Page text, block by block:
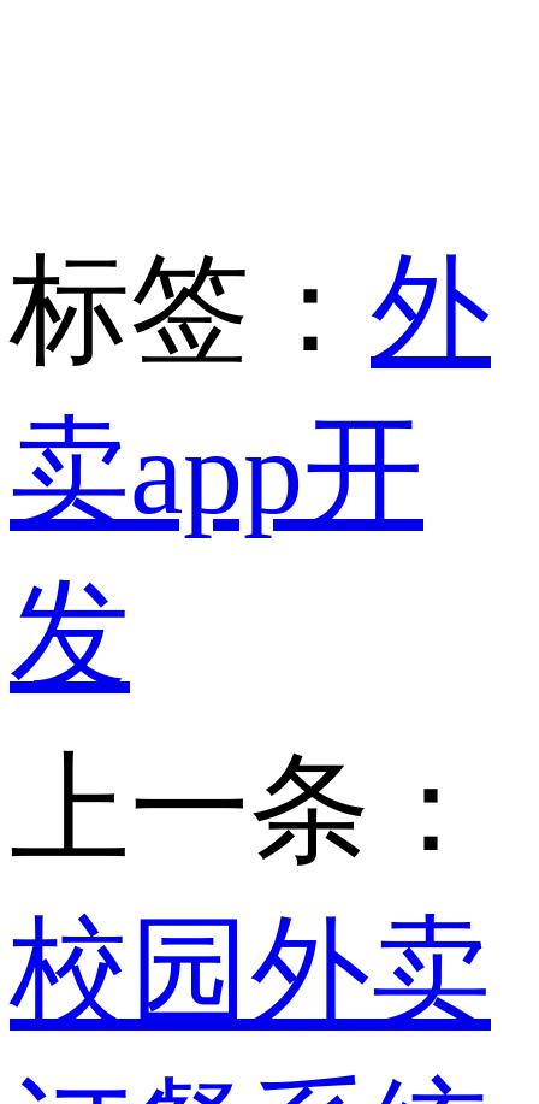
标签： 外
卖app开
发
上一条：
校园外卖